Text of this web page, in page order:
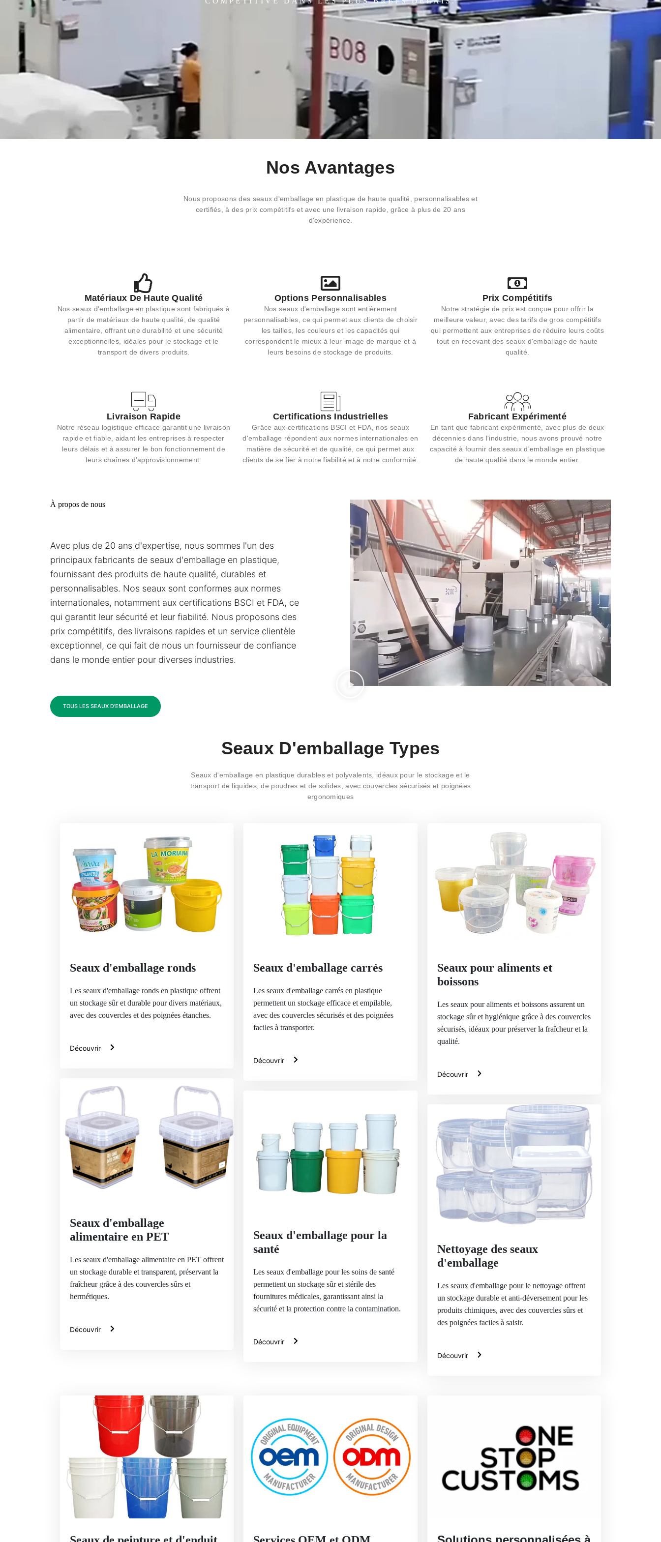
Nos Avantages
Nous proposons des seaux d'emballage en plastique de haute qualité, personnalisables et
certifiés, à des prix compétitifs et avec une livraison rapide, grâce à plus de 20 ans
d'expérience.
Matériaux De Haute Qualité
Nos seaux d'emballage en plastique sont fabriqués à
partir de matériaux de haute qualité, de qualité
alimentaire, offrant une durabilité et une sécurité
exceptionnelles, idéales pour le stockage et le
transport de divers produits.
Options Personnalisables
Nos seaux d'emballage sont entièrement
personnalisables, ce qui permet aux clients de choisir
les tailles, les couleurs et les capacités qui
correspondent le mieux à leur image de marque et à
leurs besoins de stockage de produits.
Prix Compétitifs
Notre stratégie de prix est conçue pour offrir la
meilleure valeur, avec des tarifs de gros compétitifs
qui permettent aux entreprises de réduire leurs coûts
tout en recevant des seaux d'emballage de haute
qualité.
Livraison Rapide
Notre réseau logistique efficace garantit une livraison
rapide et fiable, aidant les entreprises à respecter
leurs délais et à assurer le bon fonctionnement de
leurs chaînes d'approvisionnement.
Certifications Industrielles
Grâce aux certifications BSCI et FDA, nos seaux
d'emballage répondent aux normes internationales en
matière de sécurité et de qualité, ce qui permet aux
clients de se fier à notre fiabilité et à notre conformité.
Fabricant Expérimenté
En tant que fabricant expérimenté, avec plus de deux
décennies dans l'industrie, nous avons prouvé notre
capacité à fournir des seaux d'emballage en plastique
de haute qualité dans le monde entier.
À propos de nous
Avec plus de 20 ans d'expertise, nous sommes l'un des
principaux fabricants de seaux d'emballage en plastique,
fournissant des produits de haute qualité, durables et
personnalisables. Nos seaux sont conformes aux normes
internationales, notamment aux certifications BSCI et FDA, ce
qui garantit leur sécurité et leur fiabilité. Nous proposons des
prix compétitifs, des livraisons rapides et un service clientèle
exceptionnel, ce qui fait de nous un fournisseur de confiance
dans le monde entier pour diverses industries.
TOUS LES SEAUX D'EMBALLAGE
Seaux D'emballage Types
Seaux d'emballage en plastique durables et polyvalents, idéaux pour le stockage et le
transport de liquides, de poudres et de solides, avec couvercles sécurisés et poignées
ergonomiques
Seaux d'emballage ronds
Les seaux d'emballage ronds en plastique offrent
un stockage sûr et durable pour divers matériaux,
avec des couvercles et des poignées étanches.
Découvrir
Seaux d'emballage
alimentaire en PET
Les seaux d'emballage alimentaire en PET offrent
un stockage durable et transparent, préservant la
fraîcheur grâce à des couvercles sûrs et
hermétiques.
Découvrir
Seaux d'emballage carrés
Les seaux d'emballage carrés en plastique
permettent un stockage efficace et empilable,
avec des couvercles sécurisés et des poignées
faciles à transporter.
Découvrir
Seaux d'emballage pour la
santé
Les seaux d'emballage pour les soins de santé
permettent un stockage sûr et stérile des
fournitures médicales, garantissant ainsi la
sécurité et la protection contre la contamination.
Découvrir
Seaux pour aliments et
boissons
Les seaux pour aliments et boissons assurent un
stockage sûr et hygiénique grâce à des couvercles
sécurisés, idéaux pour préserver la fraîcheur et la
qualité.
Découvrir
Nettoyage des seaux
d'emballage
Les seaux d'emballage pour le nettoyage offrent
un stockage durable et anti-déversement pour les
produits chimiques, avec des couvercles sûrs et
des poignées faciles à saisir.
Découvrir